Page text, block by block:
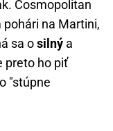
Cosmopolitan
pohári na Martini,
sa osilný a
preto ho piť
"stúpne